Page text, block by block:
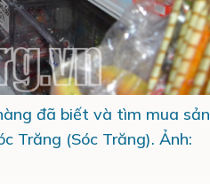
đã biết và tìm mua sản
Trăng (Sóc Trăng). Ảnh: